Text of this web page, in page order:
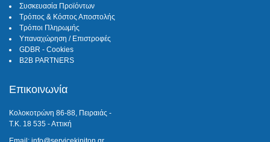
Συσκευασία Προϊόντων
Τρόπος & Κόστος Αποστολής
Τρόποι Πληρωμής
Υπαναχώρηση / Επιστροφές
GDBR - Cookies
B2B PARTNERS
Επικοινωνία
Κολοκοτρώνη 86-88, Πειραιάς -
Τ.Κ. 18 535 - Αττική